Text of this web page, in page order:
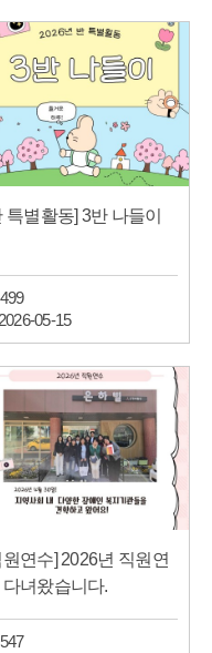
특별활동] 3반 나들이
05-15
원연수] 2026년 직원연
다녀왔습니다.